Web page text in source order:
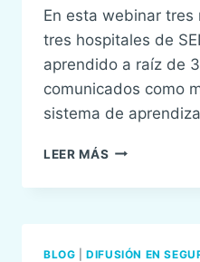
En esta webinar
tres hospitales de
aprendido a raíz de
comunicados como
sistema de
LEER MÁS VI
SENSAR:
ÉXITO
BLOG |DIFUSIÓN EN